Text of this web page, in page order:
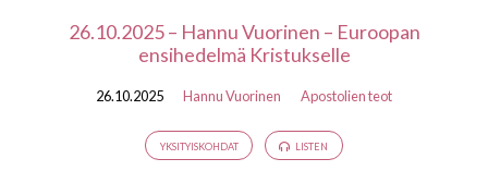
Saarnat
kohteesta
26.10.2025 – Hannu Vuorinen – Euroopan
ensihedelmä Kristukselle
26.10.2025 Hannu Vuorinen Apostolien teot
YKSITYISKOHDAT LISTEN